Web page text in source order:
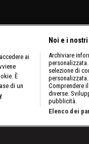
ai
È
di un
Noi e i
Archiviare
selezione di
Comprendere
diverse.
pubblicità.
Elenco dei